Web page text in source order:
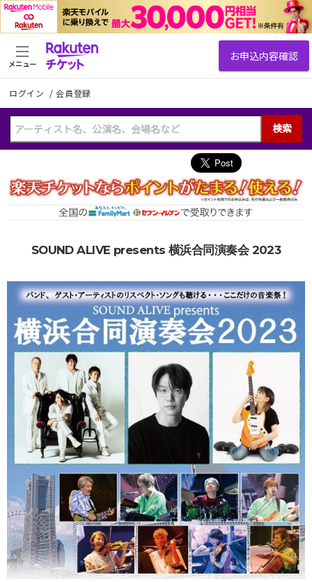
ログイン /会員登録
検索
メニュー
SOUND ALIVE presents 横浜合同演奏会 2023